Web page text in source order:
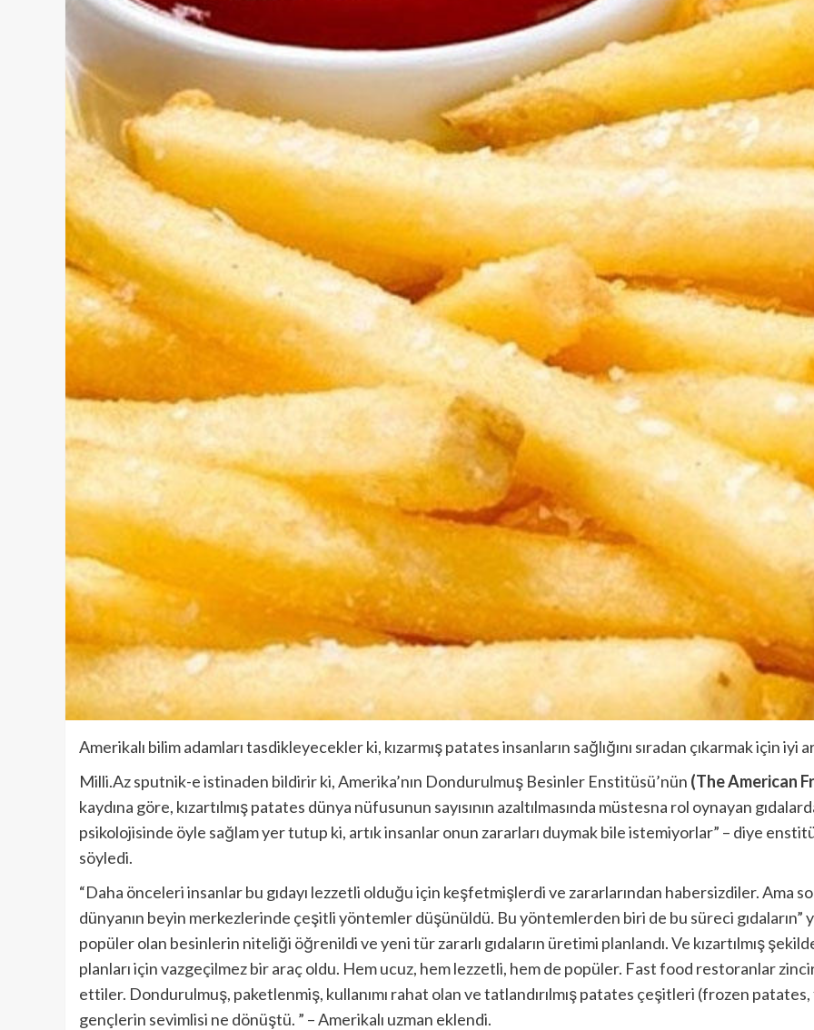
Amerikalı bilim adamları tasdikleyecekler ki, kızarmış patates insanların sağlığını sıradan çıkarmak için
Milli.Az sputnik-e istinaden bildirir ki, Amerika’nın Dondurulmuş Besinler Enstitüsü’nün (The American
kaydına göre, kızartılmış patates dünya nüfusunun sayısının azaltılmasında müstesna rol oynayan
psikolojisinde öyle sağlam yer tutup ki, artık insanlar onun zararları duymak bile istemiyorlar” – diye
söyledi.
“Daha önceleri insanlar bu gıdayı lezzetli olduğu için keşfetmişlerdi ve zararlarından habersizdiler. Ama
dünyanın beyin merkezlerinde çeşitli yöntemler düşünüldü. Bu yöntemlerden biri de bu süreci gıdaların”
popüler olan besinlerin niteliği öğrenildi ve yeni tür zararlı gıdaların üretimi planlandı. Ve kızartılmış
planları için vazgeçilmez bir araç oldu. Hem ucuz, hem lezzetli, hem de popüler. Fast food restoranlar zinciri
ettiler. Dondurulmuş, paketlenmiş, kullanımı rahat olan ve tatlandırılmış patates çeşitleri (frozen
gençlerin sevimlisi ne dönüştü. ” – Amerikalı uzman eklendi.